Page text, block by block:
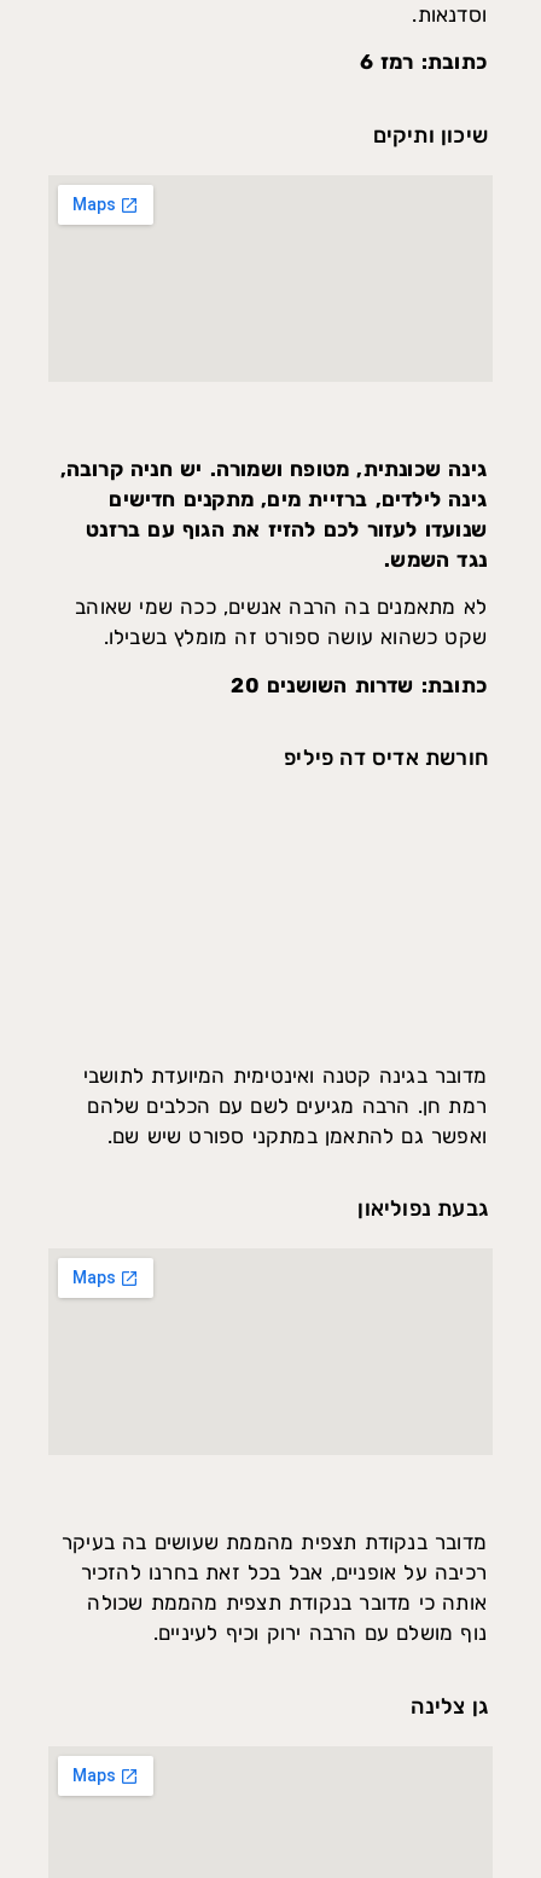
וסדנאות.
כתובת: רמז 6
שיכון ותיקים
גינה שכונתית, מטופח ושמורה. יש חניה קרובה,
גינה לילדים, ברזיית מים, מתקנים חדישים
שנועדו לעזור לכם להזיז את הגוף עם ברזנט
נגד השמש.
לא מתאמנים בה הרבה אנשים, ככה שמי שאוהב
שקט כשהוא עושה ספורט זה מומלץ בשבילו.
כתובת: שדרות השושנים 20
חורשת אדיס דה פיליפ
מדובר בגינה קטנה ואינטימית המיועדת לתושבי
רמת חן. הרבה מגיעים לשם עם הכלבים שלהם
ואפשר גם להתאמן במתקני ספורט שיש שם.
גבעת נפוליאון
מדובר בנקודת תצפית מהממת שעושים בה בעיקר
רכיבה על אופניים, אבל בכל זאת בחרנו להזכיר
אותה כי מדובר בנקודת תצפית מהממת שכולה
נוף מושלם עם הרבה ירוק וכיף לעיניים.
גן צלינה